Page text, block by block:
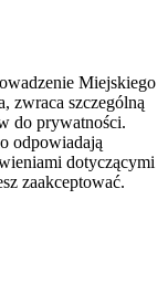
Miejskiego
zwraca szczególną
do prywatności.
odpowiadają
dotyczącymi
zaakceptować.